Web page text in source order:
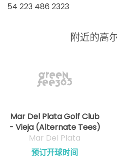
54 223 486 2323
附近的高
Mar Del Plata Golf Club
- Vieja (Alternate Tees)
Mar Del Plata
预订开球时间